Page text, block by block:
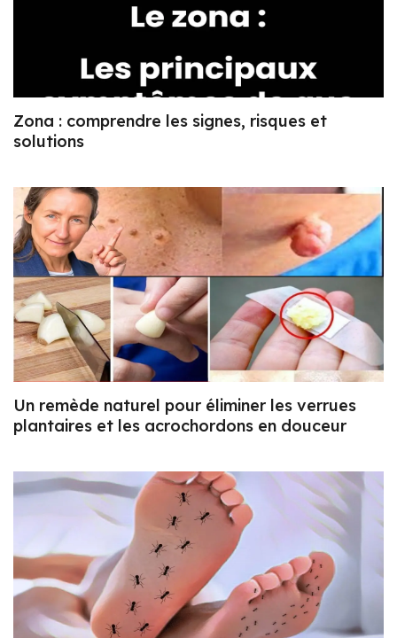
Zona : comprendre les signes, risques et
solutions
Un remède naturel pour éliminer les verrues
plantaires et les acrochordons en douceur